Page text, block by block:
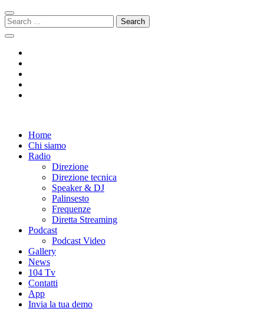
Skip
to
navigation
Skip
to
content
Search
for:
Radio 104
Like It !Home
Chi siamo
Radio
Direzione
Direzione tecnica
Speaker & DJ
Palinsesto
Frequenze
Diretta Streaming
Podcast
Podcast Video
Gallery
News
104 Tv
Contatti
App
Invia la tua demo